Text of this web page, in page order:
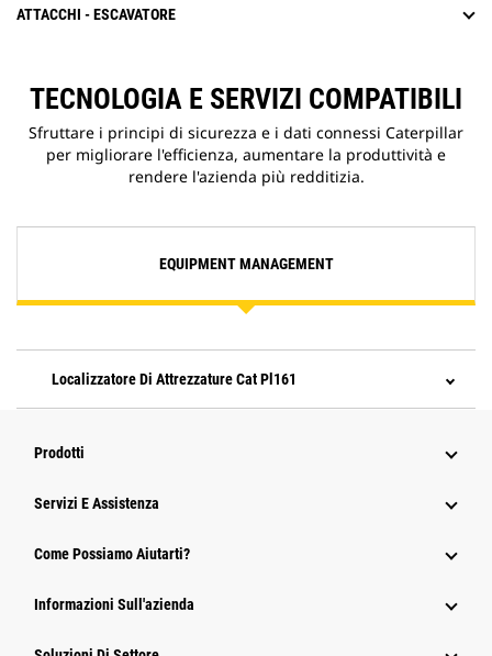
ATTACCHI - ESCAVATORE
TECNOLOGIA E SERVIZI COMPATIBILI
Sfruttare i principi di sicurezza e i dati connessi Caterpillar
per migliorare l'efficienza, aumentare la produttività e
rendere l'azienda più redditizia.
EQUIPMENT MANAGEMENT
Localizzatore Di Attrezzature Cat Pl161
Prodotti
Servizi E Assistenza
Come Possiamo Aiutarti?
Informazioni Sull'azienda